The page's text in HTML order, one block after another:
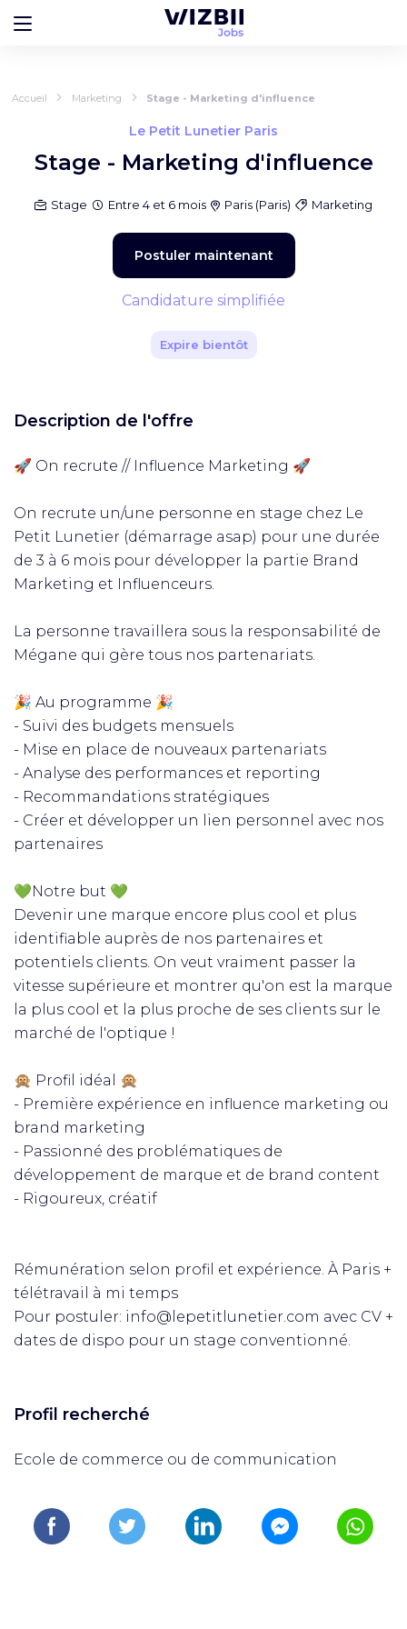
Accueil Marketing Stage - Marketing d'influence
Le Petit Lunetier Paris
Stage - Marketing d'influence
Stage Entre 4 et 6 mois Paris(Paris) Marketing
Postuler maintenant
Candidature simplifiée
Expire bientôt
Description de l'offre
🚀 On recrute // Influence Marketing 🚀
On recrute un/une personne en stage chez Le
Petit Lunetier (démarrage asap) pour une durée
de 3 à 6 mois pour développer la partie Brand
Marketing et Influenceurs.
La personne travaillera sous la responsabilité de
Mégane qui gère tous nos partenariats.
🎉 Au programme 🎉
- Suivi des budgets mensuels
- Mise en place de nouveaux partenariats
- Analyse des performances et reporting
- Recommandations stratégiques
- Créer et développer un lien personnel avec nos
partenaires
💚Notre but 💚
Devenir une marque encore plus cool et plus
identifiable auprès de nos partenaires et
potentiels clients. On veut vraiment passer la
vitesse supérieure et montrer qu'on est la marque
la plus cool et la plus proche de ses clients sur le
marché de l'optique !
🙊 Profil idéal 🙊
- Première expérience en influence marketing ou
brand marketing
- Passionné des problématiques de
développement de marque et de brand content
- Rigoureux, créatif
Rémunération selon profil et expérience. À Paris +
télétravail à mi temps
Pour postuler: info@lepetitlunetier.com avec CV +
dates de dispo pour un stage conventionné.
Profil recherché
Ecole de commerce ou de communication